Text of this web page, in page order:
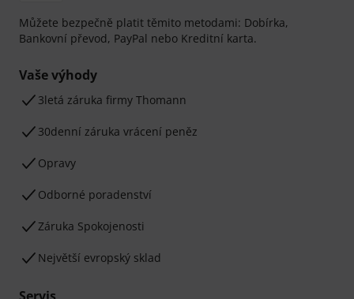
Můžete bezpečně platit těmito metodami: Dobírka,
Bankovní převod, PayPal nebo Kreditní karta.
Vaše výhody
3letá záruka firmy Thomann
30denní záruka vrácení peněz
Opravy
Odborné poradenství
Záruka Spokojenosti
Největší evropský sklad